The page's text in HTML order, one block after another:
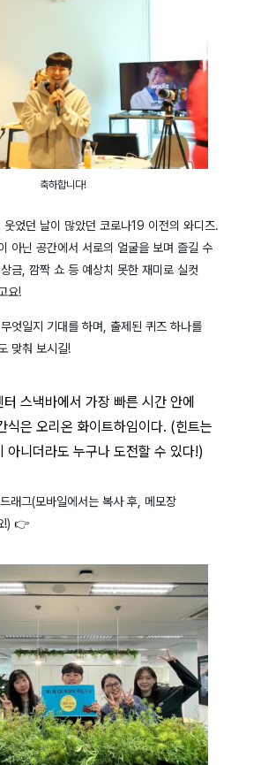
축하합니다!
었던 날이 많았던 코로나19 이전의 와디즈.
아닌 공간에서 서로의 얼굴을 보며 즐길 수
금, 깜짝 쇼 등 예상치 못한 재미로 실컷
요!
엇일지 기대를 하며, 출제된 퀴즈 하나를
맞춰 보시길!
스낵바에서 가장 빠른 시간 안에
식은 오리온 화이트하임이다. (힌트는
아니더라도 누구나 도전할 수 있다!)
래그(모바일에서는 복사 후, 메모장
!) 👉